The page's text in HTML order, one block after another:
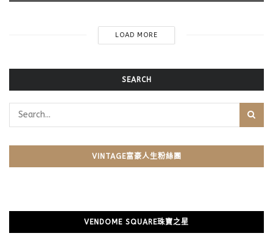
LOAD MORE
SEARCH
VINTAGE富豪人生粉絲團
VENDOME SQUARE珠寶之星